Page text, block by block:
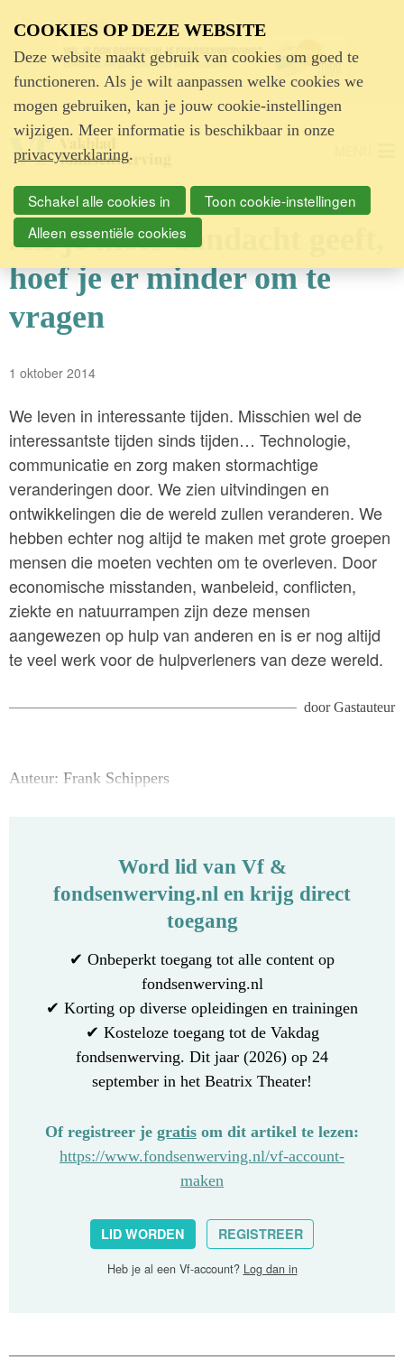
Advertentie
Als je meer aandacht geeft,
hoef je er minder om te
vragen
1 oktober 2014
We leven in interessante tijden. Misschien wel de
interessantste tijden sinds tijden… Technologie,
communicatie en zorg maken stormachtige
veranderingen door. We zien uitvindingen en
ontwikkelingen die de wereld zullen veranderen. We
hebben echter nog altijd te maken met grote groepen
mensen die moeten vechten om te overleven. Door
economische misstanden, wanbeleid, conflicten,
ziekte en natuurrampen zijn deze mensen
aangewezen op hulp van anderen en is er nog altijd
te veel werk voor de hulpverleners van deze wereld.
doorGastauteur
Auteur: Frank Schippers
Word lid van Vf &
fondsenwerving.nl en krijg direct
toegang
✔ Onbeperkt toegang tot alle content op
fondsenwerving.nl
✔ Korting op diverse opleidingen en trainingen
✔ Kosteloze toegang tot de Vakdag
fondsenwerving. Dit jaar (2026) op 24
september in het Beatrix Theater!
Of registreer je gratis om dit artikel te lezen:
https://www.fondsenwerving.nl/vf-account-
maken
LID WORDEN REGISTREER
Heb je al een Vf-account? Log dan in
COOKIES OP DEZE WEBSITE
Deze website maakt gebruik van cookies om goed te
functioneren. Als je wilt aanpassen welke cookies we
mogen gebruiken, kan je jouw cookie-instellingen
wijzigen. Meer informatie is beschikbaar in onze
privacyverklaring.
Schakel alle cookies in
Toon cookie-instellingen
Alleen essentiële cookies